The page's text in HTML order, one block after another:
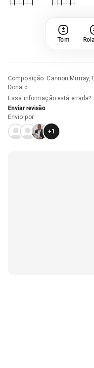
Tom
Composição: Cannon Murray,
Donald
Essa informação está errada?
Enviar revisão
Envio por
+1